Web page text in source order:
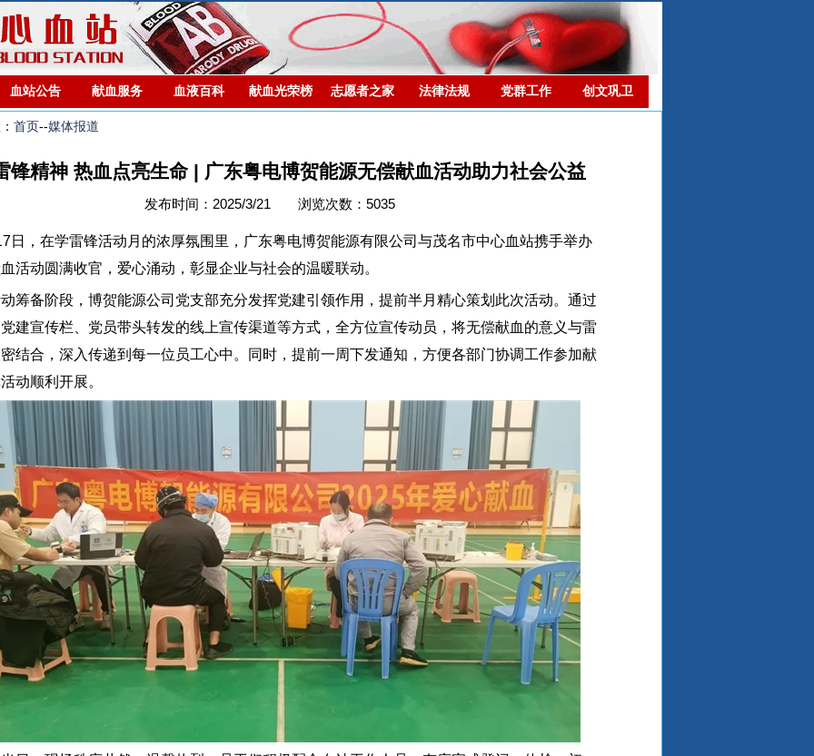
血站公告 献血服务 血液百科 献血光荣榜 志愿者之家 法律法规 党群工作 创文巩卫
首页--媒体报道
锋精神 热血点亮生命 | 广东粤电博贺能源无偿献血活动助力社会公益
发布时间：2025/3/21 浏览次数：5035
日，在学雷锋活动月的浓厚氛围里，广东粤电博贺能源有限公司与茂名市中心血站携手举办
活动圆满收官，爱心涌动，彰显企业与社会的温暖联动。
筹备阶段，博贺能源公司党支部充分发挥党建引领作用，提前半月精心策划此次活动。通过
建宣传栏、党员带头转发的线上宣传渠道等方式，全方位宣传动员，将无偿献血的意义与雷
结合，深入传递到每一位员工心中。同时，提前一周下发通知，方便各部门协调工作参加献
动顺利开展。